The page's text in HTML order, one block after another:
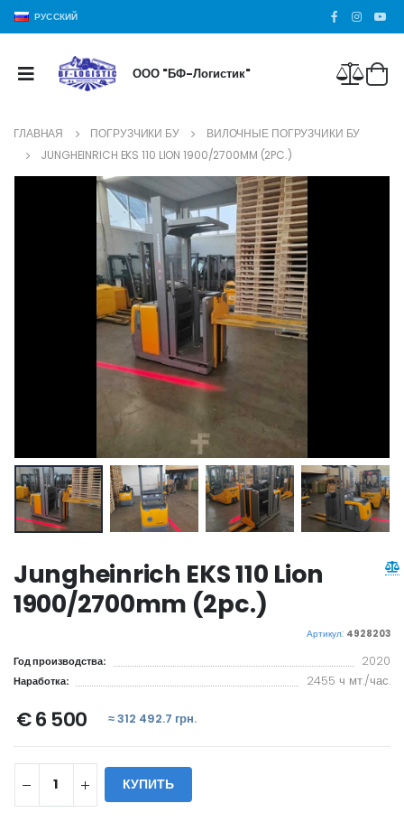
РУССКИЙ
ООО "БФ-Логистик"
ГЛАВНАЯ ПОГРУЗЧИКИ БУ
ВИЛОЧНЫЕ ПОГРУЗЧИКИ БУ
JUNGHEINRICH EKS 110 LION 1900/2700MM (2PC.)
Jungheinrich EKS 110 Lion
1900/2700mm (2pc.)
Артикул: 4928203
Год производства: 2020
Наработка: 2455 ч мт./час.
€ 6 500 ≈ 312 492.7 грн.
КУПИТЬ